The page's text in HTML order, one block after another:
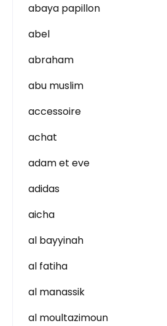
abaya papillon
abel
abraham
abu muslim
accessoire
achat
adam et eve
adidas
aicha
al bayyinah
al fatiha
al manassik
al moultazimoun